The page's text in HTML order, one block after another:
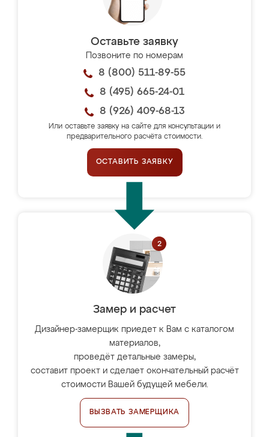
Оставьте заявку
Позвоните по номерам
8 (800) 511-89-55
8 (495) 665-24-01
8 (926) 409-68-13
Или оставьте заявку на сайте для консультации и
предварительного расчёта стоимости.
ОСТАВИТЬ ЗАЯВКУ
Замер и расчет
Дизайнер-замерщик приедет к Вам с каталогом
материалов,
проведёт детальные замеры,
составит проект и сделает окончательный расчёт
стоимости Вашей будущей мебели.
ВЫЗВАТЬ ЗАМЕРЩИКА